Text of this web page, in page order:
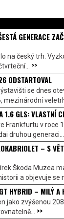
GENERACE
na český trh.
>>
ODSTARTOVAL
se dnes
mezinárodní
1.6 GLS: VLASTNÍ
Frankfurtu v roce
druhou generaci...
– S
Škoda Muzea
a objevuje se
HYBRID – MILÝ A
jako zvýšenou
>>